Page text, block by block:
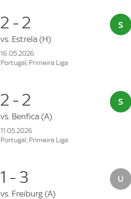
2 - 2
vs. Estrela (H)
16.05.2026
Portugal, Primeira Liga
2 - 2
vs. Benfica (A)
11.05.2026
Portugal, Primeira Liga
1 - 3
vs. Freiburg (A)